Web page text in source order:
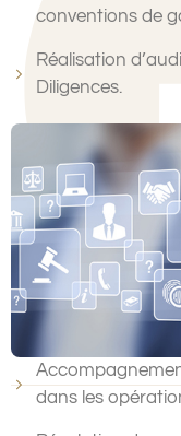
conventions de
Réalisation
Diligences.
dans les